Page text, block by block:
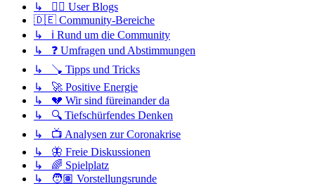
↳ ✍🏽 User Blogs
🇩🇪 Community-Bereiche
↳ ℹ️ Rund um die Community
↳ ❓ Umfragen und Abstimmungen
↳ 🪠 Tipps und Tricks
↳ 🚀 Positive Energie
↳ 💔 Wir sind füreinander da
↳ 🔍 Tiefschürfendes Denken
↳ 📺 Analysen zur Coronakrise
↳ 🦋 Freie Diskussionen
↳ 🌈 Spielplatz
↳ 🧑🏽 Vorstellungsrunde